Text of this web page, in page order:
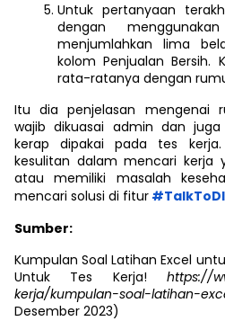
Untuk pertanyaan
dengan
menjumlahkan lima
kolom Penjualan Bersih.
rata-ratanya dengan
Itu dia penjelasan mengenai
wajib dikuasai admin dan
kerap dipakai pada tes
kesulitan dalam mencari kerja
atau memiliki masalah
mencari solusi di fitur
Sumber:
Kumpulan Soal Latihan Excel
Untuk Tes Kerja! https://
kerja/kumpulan-soal-latihan-
Desember 2023)